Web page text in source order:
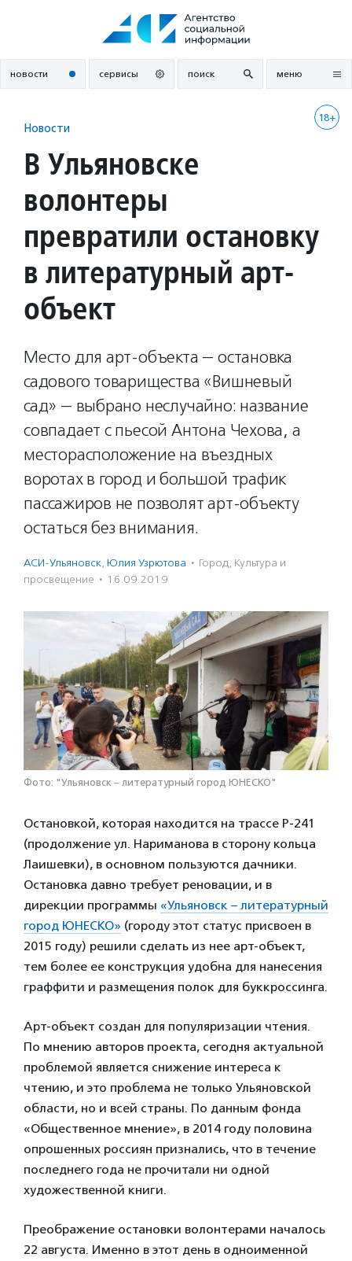
новости сервисы поиск меню
18+
Новости
В Ульяновске
волонтеры
превратили остановку
в литературный арт-
объект
Место для арт-объекта — остановка
садового товарищества «Вишневый
сад» — выбрано неслучайно: название
совпадает с пьесой Антона Чехова, а
месторасположение на въездных
воротах в город и большой трафик
пассажиров не позволят арт-объекту
остаться без внимания.
АСИ-Ульяновск, Юлия Узрютова · Город, Культура и
просвещение · 16.09.2019
Фото: "Ульяновск – литературный город ЮНЕСКО"
Остановкой, которая находится на трассе Р-241
(продолжение ул. Нариманова в сторону кольца
Лаишевки), в основном пользуются дачники.
Остановка давно требует реновации, и в
дирекции программы «Ульяновск – литературный
город ЮНЕСКО» (городу этот статус присвоен в
2015 году) решили сделать из нее арт-объект,
тем более ее конструкция удобна для нанесения
граффити и размещения полок для буккроссинга.
Арт-объект создан для популяризации чтения.
По мнению авторов проекта, сегодня актуальной
проблемой является снижение интереса к
чтению, и это проблема не только Ульяновской
области, но и всей страны. По данным фонда
«Общественное мнение», в 2014 году половина
опрошенных россиян признались, что в течение
последнего года не прочитали ни одной
художественной книги.
Преображение остановки волонтерами началось
22 августа. Именно в этот день в одноименной